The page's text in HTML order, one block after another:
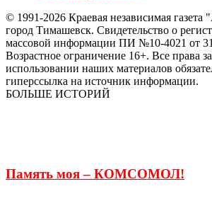
© 1991-2026 Краевая независимая
город Тимашевск. Свидетельство о
массовой информации ПИ №10-4021 от
Возрастное ограничение 16+. Все права
использовании наших материалов
гиперссылка на источник информации.
БОЛЬШЕ ИСТОРИЙ
Память моя – КОМСОМОЛ!